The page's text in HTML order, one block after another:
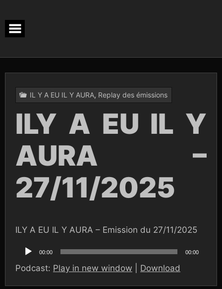
content
IL Y A EU IL Y AURA, Replay des émissions
ILY A EU IL Y
AURA –
27/11/2025
ILY A EU IL Y AURA – Emission du 27/11/2025
audio
00:00 00:00
Podcast: Play in new window Download